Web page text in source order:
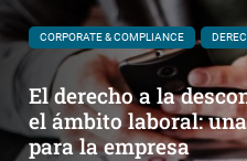
CORPORATE & COMPLIANCE
El derecho a la
el ámbito laboral:
para la empresa